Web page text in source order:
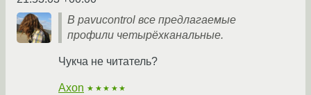
В pavucontrol все предлагаемые
профили четырёхканальные.
Чукча не читатель?
Axon ★★★★★